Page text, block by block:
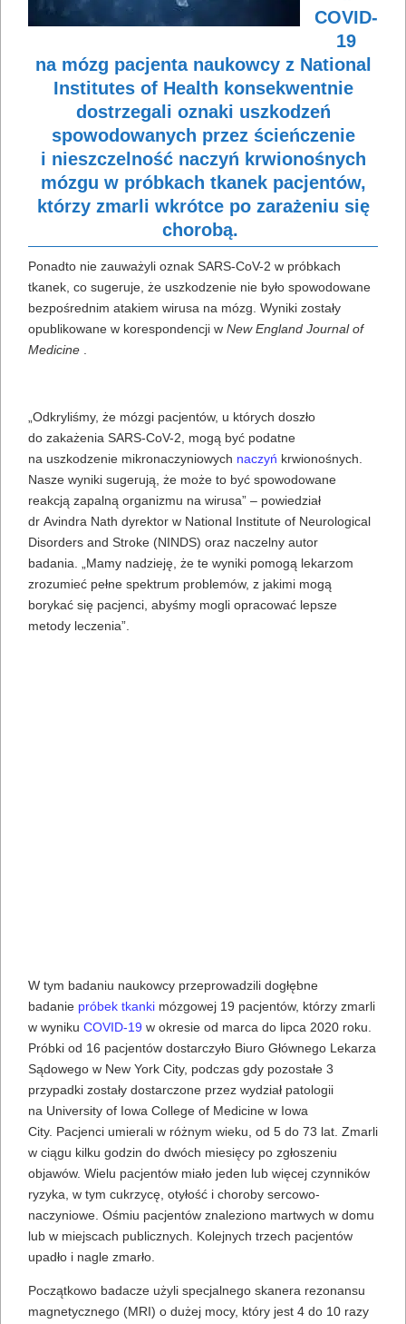
COVID-
19
na mózg pacjenta naukowcy z National
Institutes of Health konsekwentnie
dostrzegali oznaki uszkodzeń
spowodowanych przez ścieńczenie
i nieszczelność naczyń krwionośnych
mózgu w próbkach tkanek pacjentów,
którzy zmarli wkrótce po zarażeniu się
chorobą.
Ponadto nie zauważyli oznak SARS-CoV-2 w próbkach
tkanek, co sugeruje, że uszkodzenie nie było spowodowane
bezpośrednim atakiem wirusa na mózg. Wyniki zostały
opublikowane w korespondencji w New England Journal of
Medicine .
„Odkryliśmy, że mózgi pacjentów, u których doszło
do zakażenia SARS-CoV-2, mogą być podatne
na uszkodzenie mikronaczyniowych naczyń krwionośnych.
Nasze wyniki sugerują, że może to być spowodowane
reakcją zapalną organizmu na wirusa” – powiedział
dr Avindra Nath dyrektor w National Institute of Neurological
Disorders and Stroke (NINDS) oraz naczelny autor
badania. „Mamy nadzieję, że te wyniki pomogą lekarzom
zrozumieć pełne spektrum problemów, z jakimi mogą
borykać się pacjenci, abyśmy mogli opracować lepsze
metody leczenia”.
W tym badaniu naukowcy przeprowadzili dogłębne
badanie próbek tkanki mózgowej 19 pacjentów, którzy zmarli
w wyniku COVID-19 w okresie od marca do lipca 2020 roku.
Próbki od 16 pacjentów dostarczyło Biuro Głównego Lekarza
Sądowego w New York City, podczas gdy pozostałe 3
przypadki zostały dostarczone przez wydział patologii
na University of Iowa College of Medicine w Iowa
City. Pacjenci umierali w różnym wieku, od 5 do 73 lat. Zmarli
w ciągu kilku godzin do dwóch miesięcy po zgłoszeniu
objawów. Wielu pacjentów miało jeden lub więcej czynników
ryzyka, w tym cukrzycę, otyłość i choroby sercowo-
naczyniowe. Ośmiu pacjentów znaleziono martwych w domu
lub w miejscach publicznych. Kolejnych trzech pacjentów
upadło i nagle zmarło.
Początkowo badacze użyli specjalnego skanera rezonansu
magnetycznego (MRI) o dużej mocy, który jest 4 do 10 razy